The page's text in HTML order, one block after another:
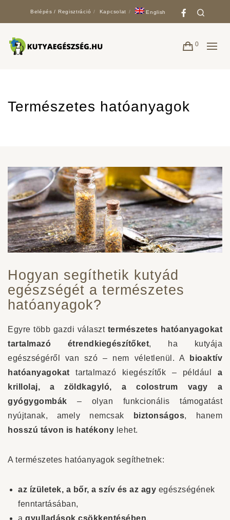
Belépés / Regisztráció Kapcsolat English
0
Természetes hatóanyagok
Hogyan segíthetik kutyád
egészségét a természetes
hatóanyagok?
Egyre több gazdi választ természetes hatóanyagokat
tartalmazó étrendkiegészítőket, ha kutyája
egészségéről van szó – nem véletlenül. A
bioaktív
hatóanyagokat tartalmazó kiegészítők – például a
krillolaj, a zöldkagyló, a colostrum vagy a
gyógygombák – olyan funkcionális támogatást
nyújtanak, amely nemcsak
biztonságos, hanem
hosszú távon is hatékony lehet.
A természetes hatóanyagok segíthetnek:
az ízületek, a bőr, a szív és az agy egészségének
fenntartásában,
a gyulladások csökkentésében,